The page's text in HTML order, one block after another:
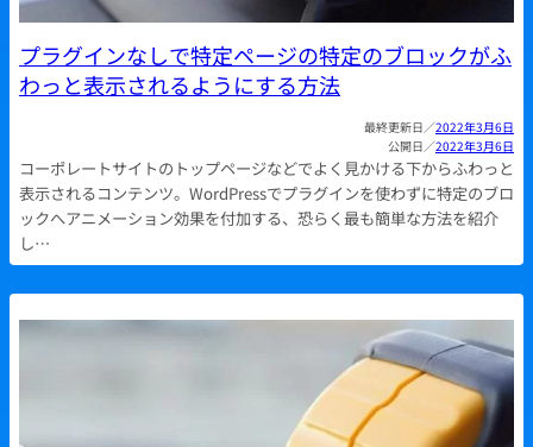
プラグインなしで特定ページの特定のブロックがふ
わっと表示されるようにする方法
2022年3月6日
2022年3月6日
コーポレートサイトのトップページなどでよく見かける下からふわっと
表示されるコンテンツ。WordPressでプラグインを使わずに特定のブロ
ックへアニメーション効果を付加する、恐らく最も簡単な方法を紹介
し…